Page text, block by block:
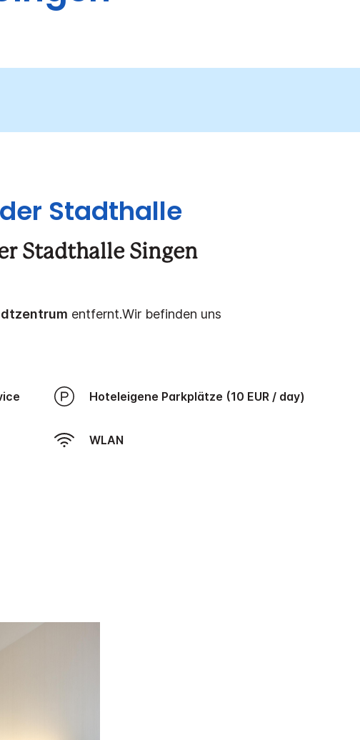
Stadthalle
Stadthalle Singen
entfernt.Wir befinden uns
Hoteleigene Parkplätze (10 EUR / day)
WLAN